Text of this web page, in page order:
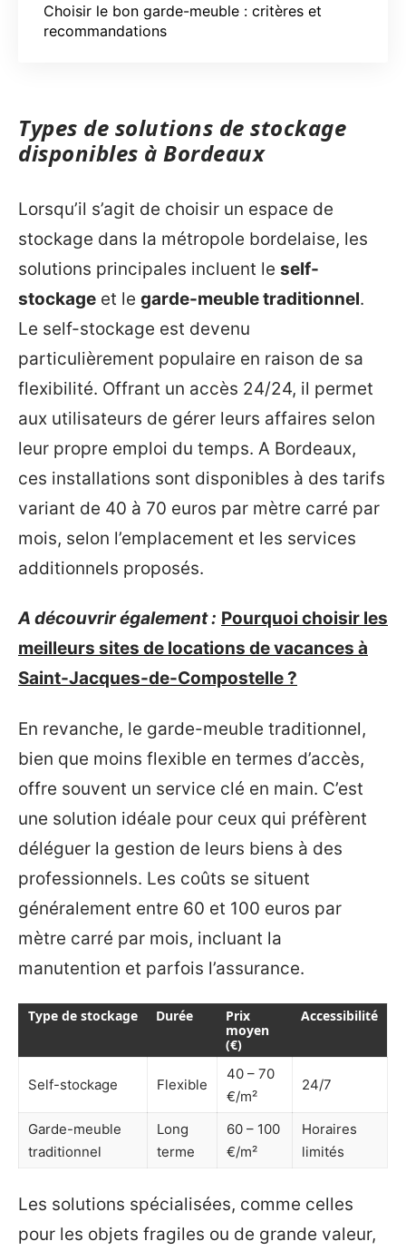
Choisir le bon garde-meuble : critères et
recommandations
Types de solutions de stockage
disponibles à Bordeaux
Lorsqu’il s’agit de choisir un espace de
stockage dans la métropole bordelaise, les
solutions principales incluent le self-
stockage et le garde-meuble traditionnel.
Le self-stockage est devenu
particulièrement populaire en raison de sa
flexibilité. Offrant un accès 24/24, il permet
aux utilisateurs de gérer leurs affaires selon
leur propre emploi du temps. A Bordeaux,
ces installations sont disponibles à des tarifs
variant de 40 à 70 euros par mètre carré par
mois, selon l’emplacement et les services
additionnels proposés.
A découvrir également : Pourquoi choisir les
meilleurs sites de locations de vacances à
Saint-Jacques-de-Compostelle ?
En revanche, le garde-meuble traditionnel,
bien que moins flexible en termes d’accès,
offre souvent un service clé en main. C’est
une solution idéale pour ceux qui préfèrent
déléguer la gestion de leurs biens à des
professionnels. Les coûts se situent
généralement entre 60 et 100 euros par
mètre carré par mois, incluant la
manutention et parfois l’assurance.
Type de stockage Durée
Prix
moyen
(€)
Accessibilité
Self-stockage Flexible
40 – 70
€/m²
24/7
Garde-meuble
traditionnel
Long
terme
60 – 100
€/m²
Horaires
limités
Les solutions spécialisées, comme celles
pour les objets fragiles ou de grande valeur,